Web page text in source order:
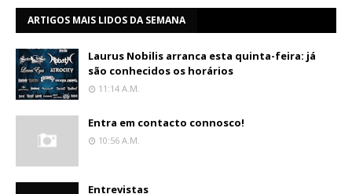
ARTIGOS MAIS LIDOS DA SEMANA
Laurus Nobilis arranca esta quinta-feira: já
são conhecidos os horários
11:14 A.m.
Entra em contacto connosco!
10:56 A.m.
Entrevistas